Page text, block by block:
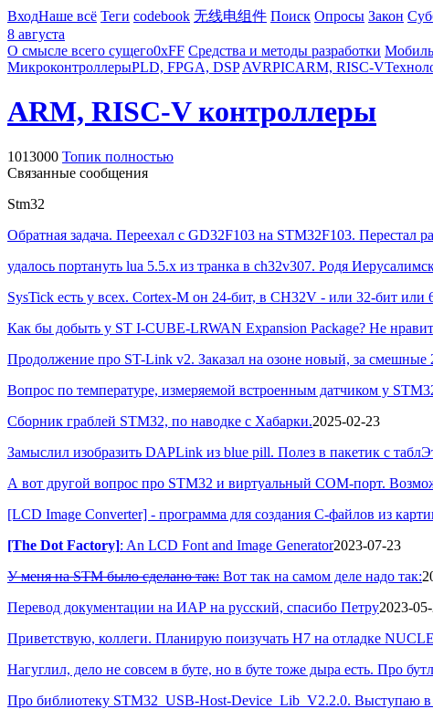
ВходНаше всё Теги codebook 无线电组件 Поиск Опросы Закон
8 августа
О смысле всего сущего0xFF Средства и методы разработки
МикроконтроллерыPLD, FPGA, DSP AVRPICARM, RISC-V
ARM, RISC-V контроллеры
1013000 Топик полностью
Связанные сообщения
Stm32
Обратная задача. Переехал с GD32F103 на STM32F103.
удалось портануть lua 5.5.x из транка в ch32v307. Родя
SysTick есть у всех. Cortex-M он 24-бит, в CH32V - или 32-бит
Как бы добыть у ST I-CUBE-LRWAN Expansion Package? Не
Продолжение про ST-Link v2. Заказал на озоне новый, за
Вопрос по температуре, измеряемой встроенным датчиком у
Сборник граблей STM32, по наводке с Хабарки.2025-02-23
Замыслил изобразить DAPLink из blue рill. Полез в пакетик с
А вот другой вопрос про STM32 и виртуальный COM-порт.
[LCD Image Converter] - программа для создания С-файлов из
[The Dot Factory]: An LCD Font and Image Generator2023-07-23
У меня на STM было сделано так: Вот так на самом деле надо так:
Перевод документации на ИАР на русский, спасибо Петру2023-
Приветствую, коллеги. Планирую поизучать H7 на отладке
Нагуглил, дело не совсем в буте, но в буте тоже дыра есть. Про
Про библиотеку STM32_USB-Host-Device_Lib_V2.2.0. Выступаю в